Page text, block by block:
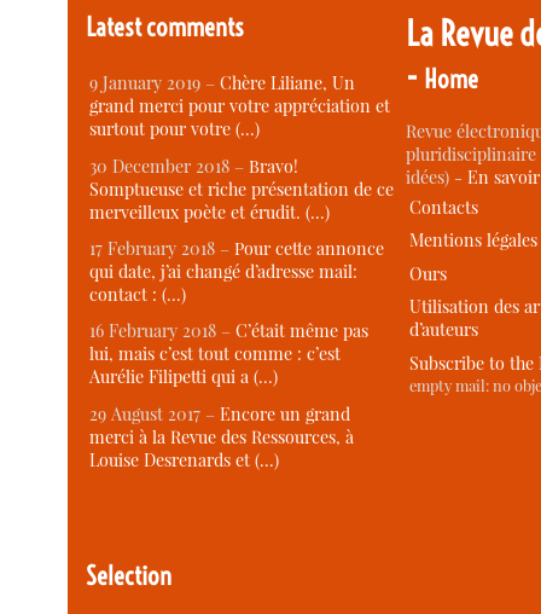
Latest comments
9 January 2019 –Chère Liliane, Un
grand merci pour votre appréciation et
surtout pour votre (…)
30 December 2018 –Bravo!
Somptueuse et riche présentation de ce
merveilleux poète et érudit. (…)
17 February 2018 –Pour cette annonce
qui date, j’ai changé d’adresse mail:
contact : (…)
16 February 2018 –C’était même pas
lui, mais c’est tout comme : c’est
Aurélie Filipetti qui a (…)
29 August 2017 –Encore un grand
merci à la Revue des Ressources, à
Louise Desrenards et (…)
Selection
La Revue
- Home
Revue
idées) -En
Contacts
Mentions légales
Ours
Utilisation des
d’auteurs
Subscribe to the
empty mail: no